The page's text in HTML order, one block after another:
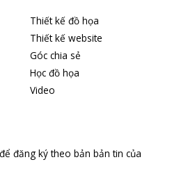
Thiết kế đồ họa
Thiết kế website
Góc chia sẻ
Học đồ họa
Video
đăng ký theo bản bản tin của